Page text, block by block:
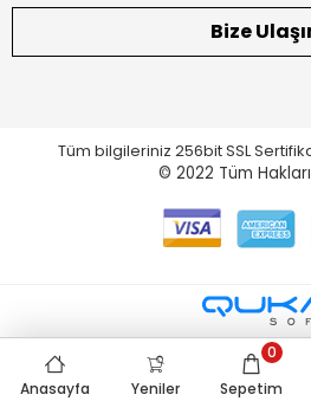
Bize
Tüm bilgileriniz 256bit SSL
© 2022 Tüm
Anasayfa Yeniler Sepetim
0